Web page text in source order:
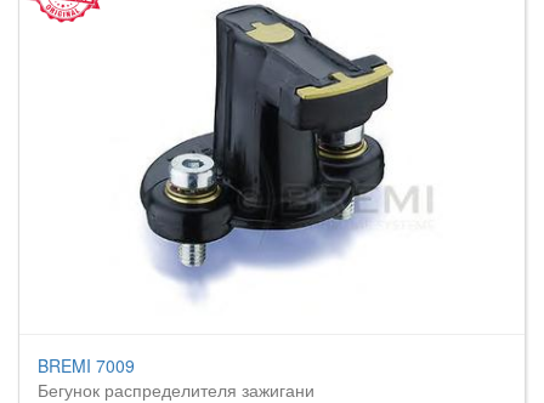
BREMI 7009
Бегунок распределителя зажигани